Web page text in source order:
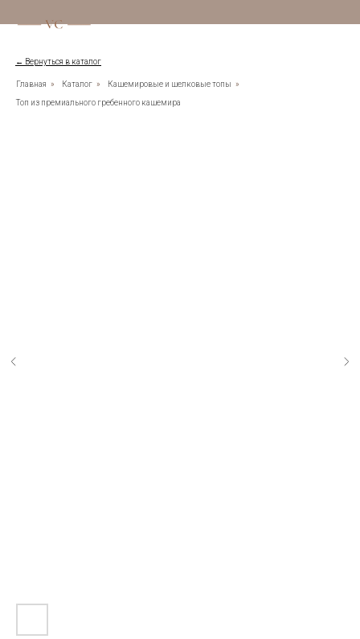
← Вернуться в каталог
Главная » Каталог » Кашемировые и шелковые топы »
Топ из премиального гребенного кашемира